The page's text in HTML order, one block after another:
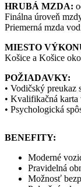
HRUBÁ MZDA:
Finálna úroveň
Priemerná mzda
MIESTO
Košice a Košice
POŽIADAVKY:
• Vodičský preukaz
• Kvalifikačná karta
• Psychologická
BENEFITY:
Moderné
Pravidelná
Možnosť